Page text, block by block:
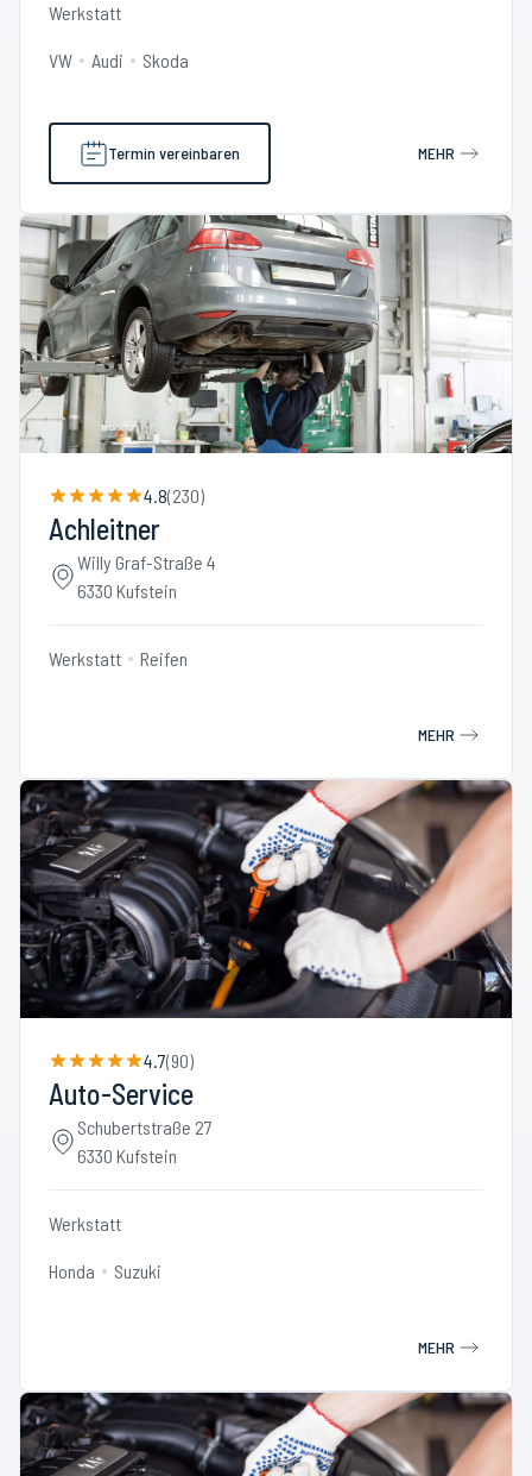
Werkstatt
VW Audi Skoda
Termin vereinbaren MEHR
4.8(230)
Achleitner
Willy Graf-Straße 4
6330 Kufstein
Werkstatt Reifen
MEHR
4.7(90)
Auto-Service
Schubertstraße 27
6330 Kufstein
Werkstatt
Honda Suzuki
MEHR